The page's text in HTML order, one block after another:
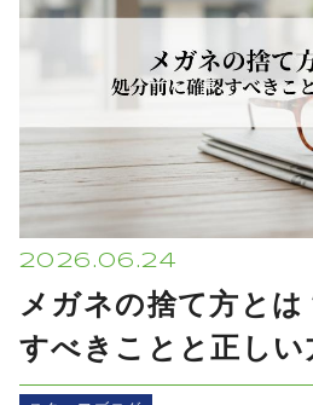
2026.06.24
メガネの捨て方と
すべきことと正しい